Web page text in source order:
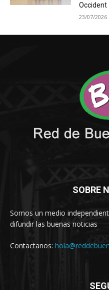
Occident
23/07/2026
SOBRE
Somos un medio
difundir las buenas noticias
Contactanos: